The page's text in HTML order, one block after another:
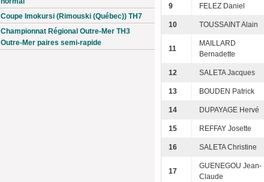
Coupe Imokursi (Rimouski (Québec)) TH7
Championnat Régional Outre-Mer TH3
Outre-Mer paires semi-rapide
9 FELEZ Daniel
10 TOUSSAINT Alain
11
MAILLARD
Bernadette
12 SALETA Jacques
13 BOUDEN Patrick
14 DUPAYAGE Hervé
15 REFFAY Josette
16 SALETA Christine
17
GUENEGOU Jean-
Claude